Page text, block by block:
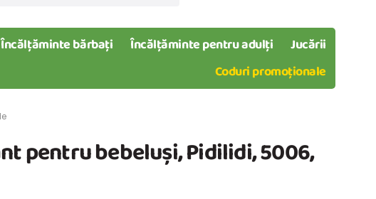
Încălțăminte bărbați Încălțăminte pentru adulți
Jucării
Coduri promoționale
pentru bebeluși, Pidilidi, 5006,